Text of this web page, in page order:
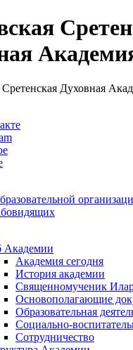
Академии
Академия сегодня
История академии
Священномученик
Основополагающие
Образовательная
Социально-
Сотрудничество